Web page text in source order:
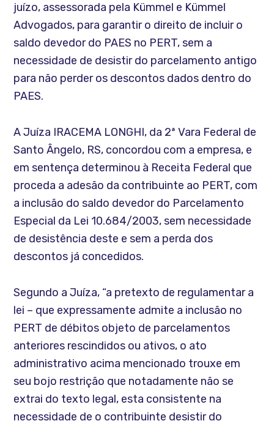
juízo, assessorada pela Kümmel e Kümmel
Advogados, para garantir o direito de incluir o
saldo devedor do PAES no PERT, sem a
necessidade de desistir do parcelamento antigo
para não perder os descontos dados dentro do
PAES.
A Juíza IRACEMA LONGHI, da 2ª Vara Federal de
Santo Ângelo, RS, concordou com a empresa, e
em sentença determinou à Receita Federal que
proceda a adesão da contribuinte ao PERT, com
a inclusão do saldo devedor do Parcelamento
Especial da Lei 10.684/2003, sem necessidade
de desistência deste e sem a perda dos
descontos já concedidos.
Segundo a Juíza, “a pretexto de regulamentar a
lei – que expressamente admite a inclusão no
PERT de débitos objeto de parcelamentos
anteriores rescindidos ou ativos, o ato
administrativo acima mencionado trouxe em
seu bojo restrição que notadamente não se
extrai do texto legal, esta consistente na
necessidade de o contribuinte desistir do